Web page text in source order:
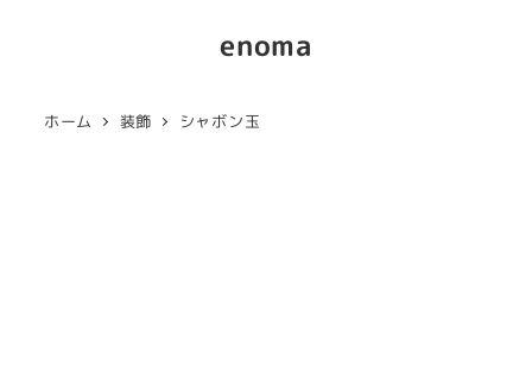
enoma
ホーム 装飾 シャボン玉